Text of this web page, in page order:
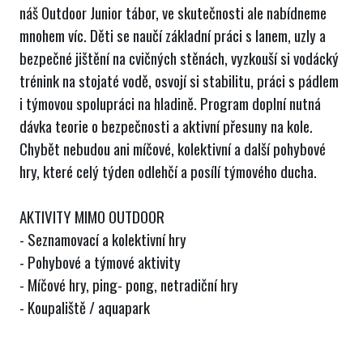
náš Outdoor Junior tábor, ve skutečnosti ale nabídneme
mnohem víc. Děti se naučí základní práci s lanem, uzly a
bezpečné jištění na cvičných stěnách, vyzkouší si vodácký
trénink na stojaté vodě, osvojí si stabilitu, práci s pádlem
i týmovou spolupráci na hladině. Program doplní nutná
dávka teorie o bezpečnosti a aktivní přesuny na kole.
Chybět nebudou ani míčové, kolektivní a další pohybové
hry, které celý týden odlehčí a posílí týmového ducha.
AKTIVITY MIMO OUTDOOR
- Seznamovací a kolektivní hry
- Pohybové a týmové aktivity
- Míčové hry, ping- pong, netradiční hry
- Koupaliště / aquapark